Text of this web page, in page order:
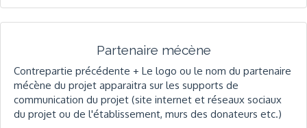
Partenaire mécène
Contrepartie précédente + Le logo ou le nom du partenaire
mécène du projet apparaitra sur les supports de
communication du projet (site internet et réseaux sociaux
du projet ou de l'établissement, murs des donateurs etc.)